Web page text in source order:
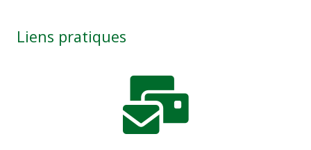
Liens pratiques